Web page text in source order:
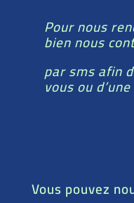
Pour nous
bien nous
par sms afin
vous ou
Vous pouvez